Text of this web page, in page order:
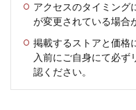
アクセスのタイミング
が変更されている場合
掲載するストアと価格
入前にご自身にて必ず
認ください。